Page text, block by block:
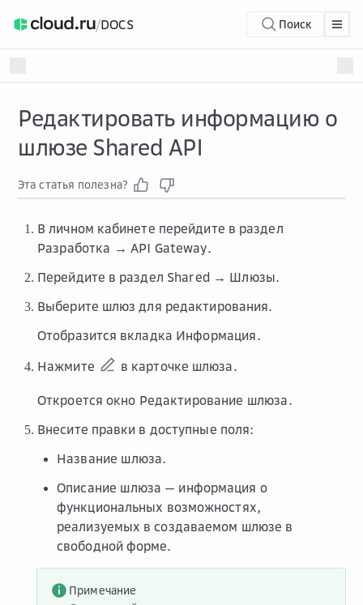
/DOCS Поиск
Редактировать информацию о
шлюзе Shared API
Эта статья полезна?
В личном кабинете перейдите в раздел
Разработка → API Gateway.
Перейдите в раздел Shared → Шлюзы.
Выберите шлюз для редактирования.
Отобразится вкладка Информация.
Нажмите
в карточке шлюза.
Откроется окно Редактирование шлюза.
Внесите правки в доступные поля:
Название шлюза.
Описание шлюза — информация о
функциональных возможностях,
реализуемых в создаваемом шлюзе в
свободной форме.
Примечание